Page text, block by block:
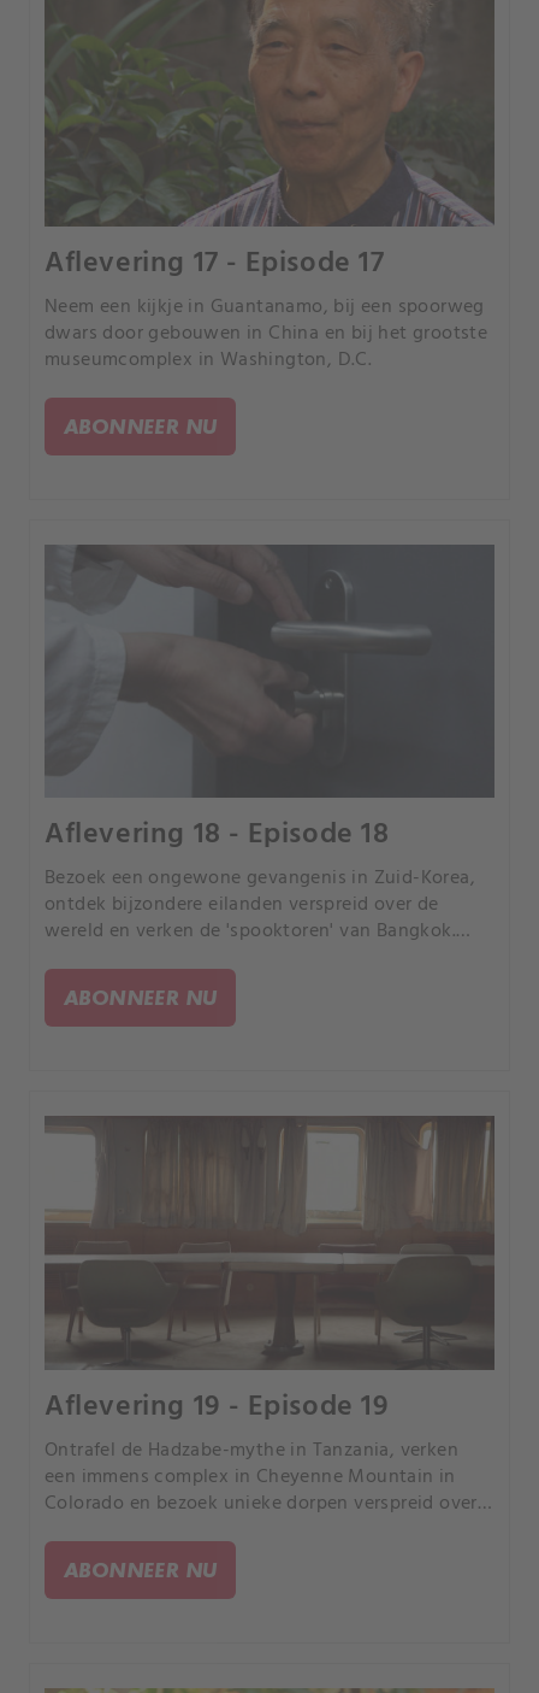
Aflevering 17 - Episode 17
Neem een kijkje in Guantanamo, bij een spoorweg
dwars door gebouwen in China en bij het grootste
museumcomplex in Washington, D.C.
ABONNEER NU
Aflevering 18 - Episode 18
Bezoek een ongewone gevangenis in Zuid-Korea,
ontdek bijzondere eilanden verspreid over de
wereld en verken de 'spooktoren' van Bangkok.
Gym en duik in de wereld van de chilipepers in het
Chinese Xinjiang.
ABONNEER NU
Aflevering 19 - Episode 19
Ontrafel de Hadzabe-mythe in Tanzania, verken
een immens complex in Cheyenne Mountain in
Colorado en bezoek unieke dorpen verspreid over
verlaten boot van Kroatië en futuristische huizen
in China.
ABONNEER NU